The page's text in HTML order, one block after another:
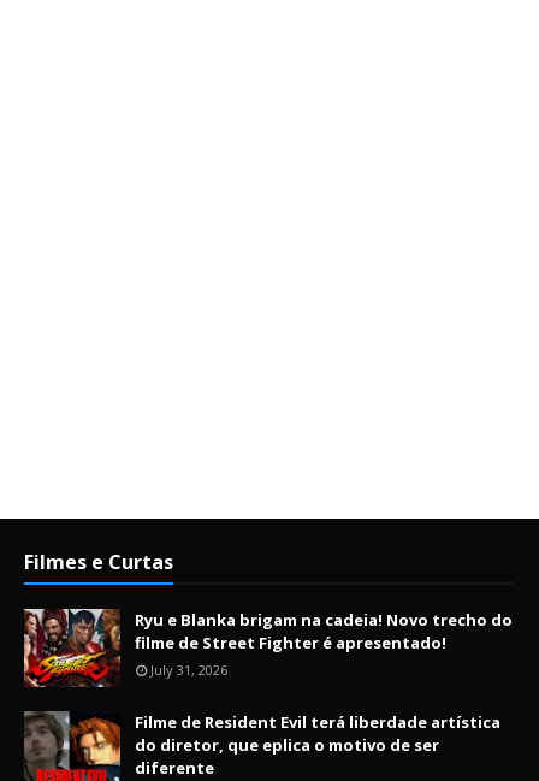
Filmes e Curtas
Ryu e Blanka brigam na cadeia! Novo trecho do
filme de Street Fighter é apresentado!
July 31, 2026
Filme de Resident Evil terá liberdade artística
do diretor, que eplica o motivo de ser
diferente